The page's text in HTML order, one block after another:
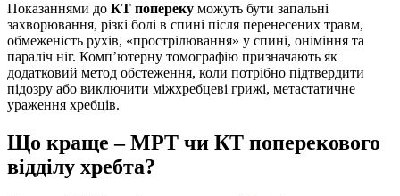
Показаннями до КТ попереку можуть бути запальні
захворювання, різкі болі в спині після перенесених травм,
обмеженість рухів, «прострілювання» у спині, оніміння та
параліч ніг. Комп’ютерну томографію призначають як
додатковий метод обстеження, коли потрібно підтвердити
підозру або виключити міжхребцеві грижі, метастатичне
ураження хребців.
Що краще – МРТ чи КТ поперекового
відділу хребта?